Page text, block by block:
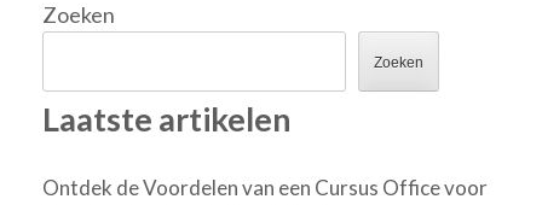
Zoeken
Zoeken
Laatste artikelen
Ontdek de Voordelen van een Cursus Office voor